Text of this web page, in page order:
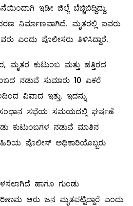
ಇಡೀ ಜಿಲ್ಲೆ ಬೆಚ್ಚಿಬಿದ್ದಿದ್ದು,
ನಿರ್ಮಾಣವಾಗಿದೆ. ಮೃತರಲ್ಲಿ ಐವರು
ಎಂದು ಪೊಲೀಸರು ತಿಳಿಸಿದ್ದಾರೆ.
ಮೃತರ ಕುಟುಂಬ ಮತ್ತು ಹತ್ತಿರದ
ನಡುವೆ ಸುಮಾರು 10 ಎಕರೆ
ವಿವಾದ ಇತ್ತು. ಇದನ್ನು
ಸಂಧಾನ ಸಭೆಯ ಸಮಯದಲ್ಲಿ ಘರ್ಷಣೆ
ಕುಟುಂಬಗಳ ನಡುವೆ ಮಾತಿನ
ಪೊಲೀಸ್ ಅಧಿಕಾರಿಯೊಬ್ಬರು
ಹಾಗೂ ಗುಂಡು
ಆರು ಜನ ಮೃತಪಟ್ಟಿದ್ದಾರೆ ಎಂದು